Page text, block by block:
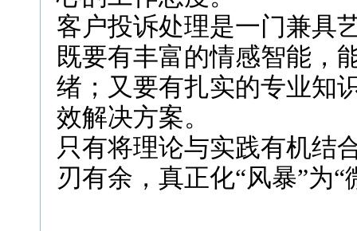
客户投诉处理是一门兼具
既要有丰富的情感智能，
绪；又要有扎实的专业知
效解决方案。
只有将理论与实践有机结
刃有余，真正化“风暴”为“